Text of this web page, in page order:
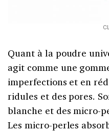
Quant à la poudre
agit comme une
imperfections et en
ridules et des pores.
blanche et des micro-
Les micro-perles